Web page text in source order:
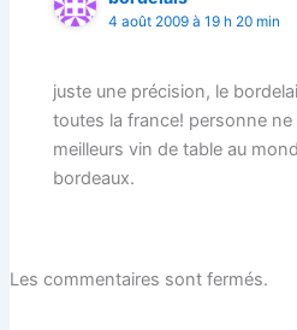
4 août 2009 à 19 h 20 min
juste une précision, le
toutes la france! personne ne
meilleurs vin de table au
bordeaux.
Les commentaires sont fermés.